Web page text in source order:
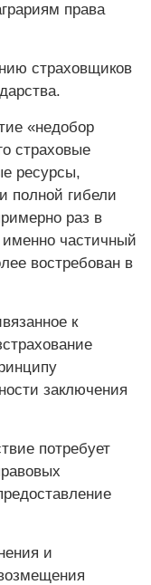
права
страховщиков
«недобор
страховые
ресурсы,
полной гибели
раз в
частичный
востребован в
к
заключения
потребует
и